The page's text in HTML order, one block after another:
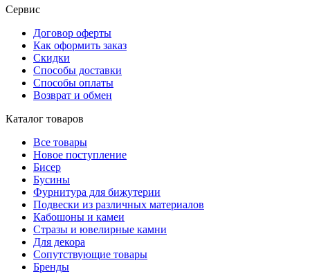
Сервис
Договор оферты
Как оформить заказ
Скидки
Способы доставки
Способы оплаты
Возврат и обмен
Каталог товаров
Все товары
Новое поступление
Бисер
Бусины
Фурнитура для бижутерии
Подвески из различных материалов
Кабошоны и камеи
Стразы и ювелирные камни
Для декора
Сопутствующие товары
Бренды